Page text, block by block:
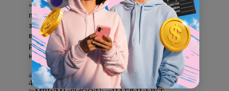
«Викладач усе пояснював, допомагав і давав
поради. Особливо, коли ми тільки починали
звикати до застосунків. (…) Хочу сказати
велике дякую Пану Дмитру та Пані Інні за цей
рік. Я буду дуже сумувати за вами. Ви
найкращі», — говорить Анжеліка